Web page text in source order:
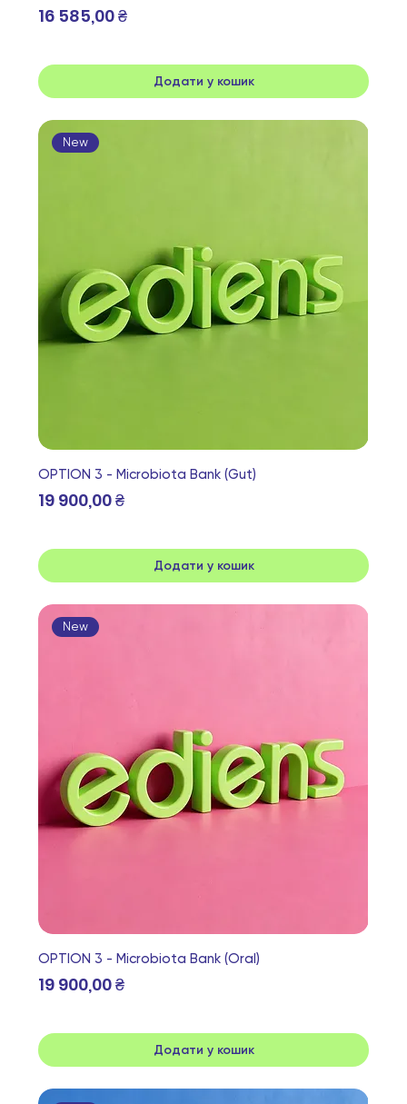
Ціна
16 585,00 ₴
Додати у кошик
New
OPTION 3 - Microbiota Bank (Gut)
Ціна
19 900,00 ₴
Додати у кошик
New
OPTION 3 - Microbiota Bank (Oral)
Ціна
19 900,00 ₴
Додати у кошик